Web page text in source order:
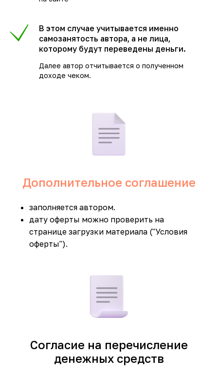
В этом случае учитывается именно
самозанятость автора, а не лица,
которому будут переведены деньги.
Далее автор отчитывается о полученном
доходе чеком.
Дополнительное соглашение
заполняется автором.
дату оферты можно проверить на
странице загрузки материала ("Условия
оферты").
Согласие на перечисление
денежных средств